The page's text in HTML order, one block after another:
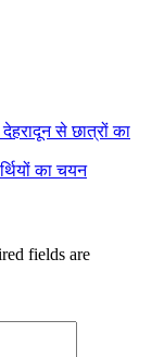
से छात्रों का
का चयन
fields are